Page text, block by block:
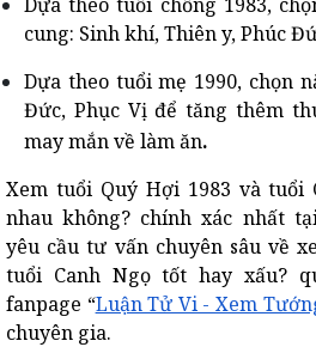
cung: Sinh khí, Thiên y, Phúc
Dựa theo tuổi mẹ 1990, chọn
Đức, Phục Vị để tăng thêm
may mắn về làm ăn.
Xem tuổi Quý Hợi 1983 và tuổi
nhau không? chính xác nhất
yêu cầu tư vấn chuyên sâu về
tuổi Canh Ngọ tốt hay xấu?
fanpage “Luận Tử Vi - Xem
chuyên gia.